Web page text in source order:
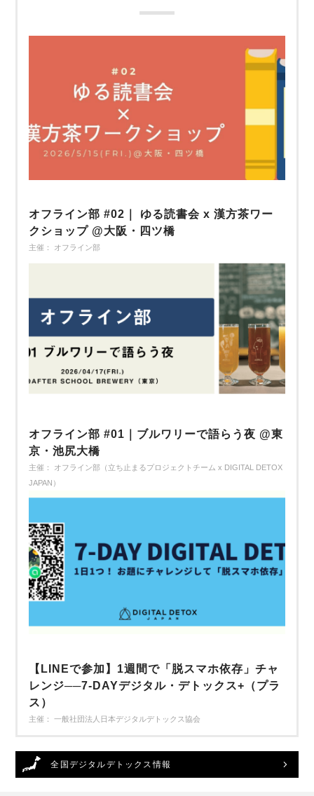
オフライン部 #02｜ ゆる読書会 x 漢方茶ワー
クショップ @大阪・四ツ橋
主催： オフライン部
オフライン部 #01｜ブルワリーで語らう夜 @東
京・池尻大橋
主催： オフライン部（立ち止まるプロジェクトチーム x DIGITAL DETOX
JAPAN）
【LINEで参加】1週間で「脱スマホ依存」チャ
レンジ──7-DAYデジタル・デトックス+（プラ
ス）
主催： 一般社団法人日本デジタルデトックス協会
全国デジタルデトックス情報